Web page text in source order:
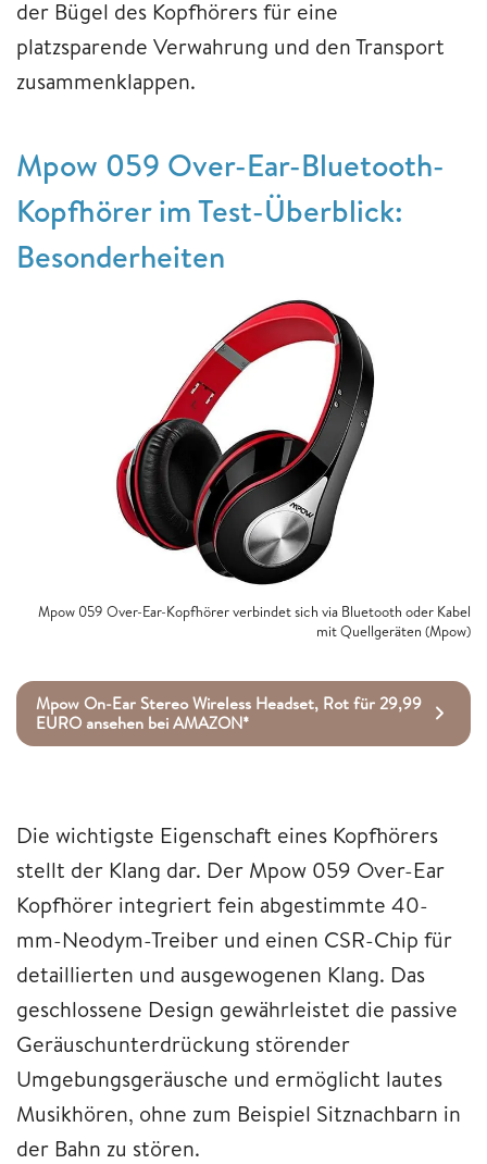
der Bügel des Kopfhörers für eine
platzsparende Verwahrung und den Transport
zusammenklappen.
Mpow 059 Over-Ear-Bluetooth-
Kopfhörer im Test-Überblick:
Besonderheiten
Mpow 059 Over-Ear-Kopfhörer verbindet sich via Bluetooth oder Kabel
mit Quellgeräten (Mpow)
Mpow On-Ear Stereo Wireless Headset, Rot für 29,99
EURO ansehen bei AMAZON*
Die wichtigste Eigenschaft eines Kopfhörers
stellt der Klang dar. Der Mpow 059 Over-Ear
Kopfhörer integriert fein abgestimmte 40-
mm-Neodym-Treiber und einen CSR-Chip für
detaillierten und ausgewogenen Klang. Das
geschlossene Design gewährleistet die passive
Geräuschunterdrückung störender
Umgebungsgeräusche und ermöglicht lautes
Musikhören, ohne zum Beispiel Sitznachbarn in
der Bahn zu stören.